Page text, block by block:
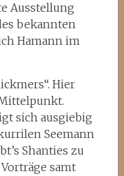
Ausstellung
bekannten
Hamann im
Hier
sich ausgiebig
Seemann
Shanties zu
samt